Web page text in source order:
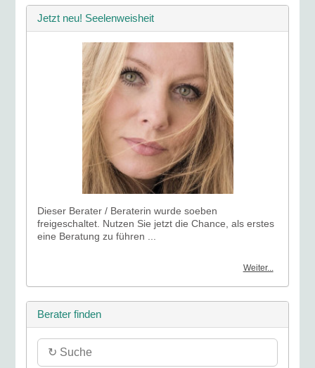
Jetzt neu! Seelenweisheit
Dieser Berater / Beraterin wurde soeben
freigeschaltet. Nutzen Sie jetzt die Chance, als erstes
eine Beratung zu führen ...
Weiter...
Berater finden